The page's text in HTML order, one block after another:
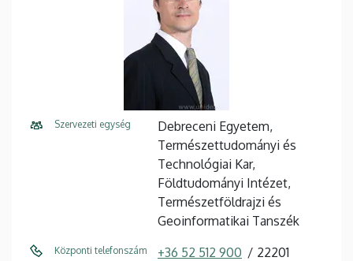
Szervezeti egység
Debreceni Egyetem,
Természettudományi és
Technológiai Kar,
Földtudományi Intézet,
Természetföldrajzi és
Geoinformatikai Tanszék
Központi telefonszám +36 52 512 900 22201